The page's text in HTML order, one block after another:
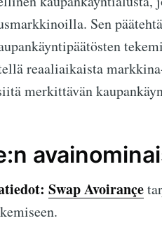
Sen
reaaliaikaista
merkittävän
Swap Avoirançe